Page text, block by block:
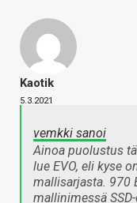
Kaotik
5.3.2021
vemkki sanoi
Ainoa puolustus
lue EVO, eli kyse
mallisarjasta. 970
mallinimessä